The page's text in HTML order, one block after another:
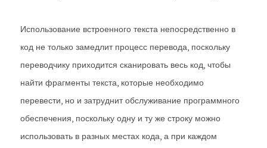
Использование встроенного текста непосредственно в
код не только замедлит процесс перевода, поскольку
переводчику приходится сканировать весь код, чтобы
найти фрагменты текста, которые необходимо
перевести, но и затруднит обслуживание программного
обеспечения, поскольку одну и ту же строку можно
использовать в разных местах кода, а при каждом